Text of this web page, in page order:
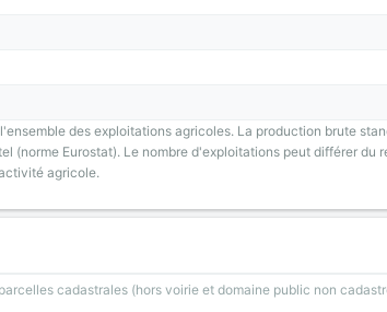
des exploitations agricoles. La production brute
Eurostat). Le nombre d'exploitations peut différer du
agricole.
cadastrales (hors voirie et domaine public non